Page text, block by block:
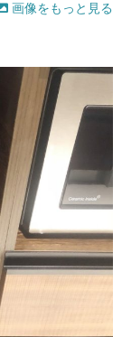
画像をもっと見る